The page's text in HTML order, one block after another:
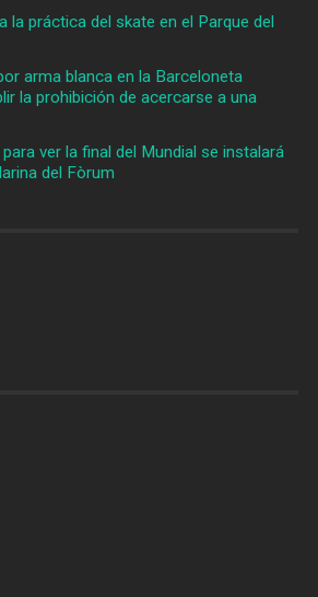
la práctica del skate en el Parque del
arma blanca en la Barceloneta
la prohibición de acercarse a una
ver la final del Mundial se instalará
del Fòrum